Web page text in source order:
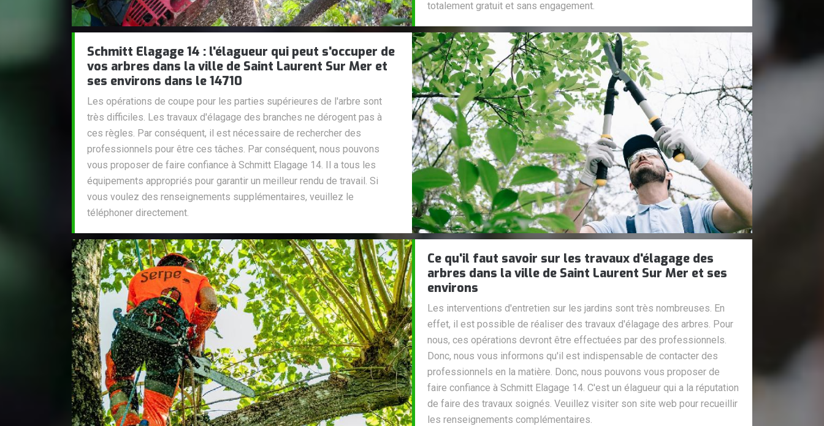
totalement gratuit et sans engagement.
Schmitt Elagage 14 : l'élagueur qui peut s'occuper de
vos arbres dans la ville de Saint Laurent Sur Mer et
ses environs dans le 14710
Les opérations de coupe pour les parties supérieures de l'arbre sont
très difficiles. Les travaux d'élagage des branches ne dérogent pas à
ces règles. Par conséquent, il est nécessaire de rechercher des
professionnels pour être ces tâches. Par conséquent, nous pouvons
vous proposer de faire confiance à Schmitt Elagage 14. Il a tous les
équipements appropriés pour garantir un meilleur rendu de travail. Si
vous voulez des renseignements supplémentaires, veuillez le
téléphoner directement.
Ce qu'il faut savoir sur les travaux d'élagage des
arbres dans la ville de Saint Laurent Sur Mer et ses
environs
Les interventions d'entretien sur les jardins sont très nombreuses. En
effet, il est possible de réaliser des travaux d'élagage des arbres. Pour
nous, ces opérations devront être effectuées par des professionnels.
Donc, nous vous informons qu'il est indispensable de contacter des
professionnels en la matière. Donc, nous pouvons vous proposer de
faire confiance à Schmitt Elagage 14. C'est un élagueur qui a la réputation
de faire des travaux soignés. Veuillez visiter son site web pour recueillir
les renseignements complémentaires.